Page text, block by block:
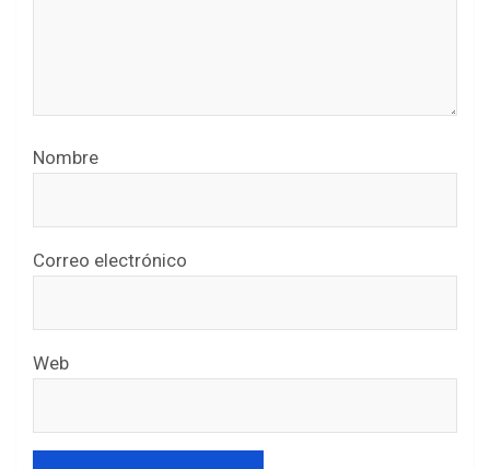
Nombre
Correo electrónico
Web